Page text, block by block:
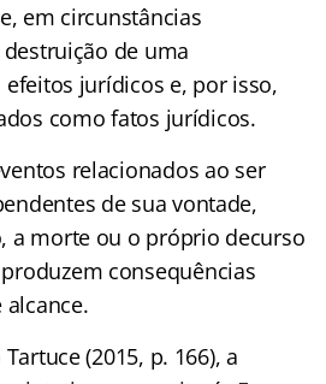
em circunstâncias
de uma
jurídicos e, por isso,
como fatos jurídicos.
relacionados ao ser
de sua vontade,
a morte ou o próprio decurso
consequências
(2015, p. 166), a